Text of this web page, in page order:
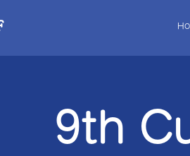
9th